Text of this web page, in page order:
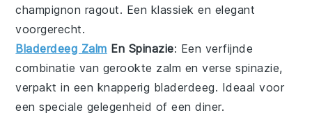
champignon ragout. Een klassiek en elegant
voorgerecht.
Bladerdeeg Zalm En Spinazie: Een verfijnde
combinatie van gerookte zalm en verse spinazie,
verpakt in een knapperig bladerdeeg. Ideaal voor
een speciale gelegenheid of eendiner.